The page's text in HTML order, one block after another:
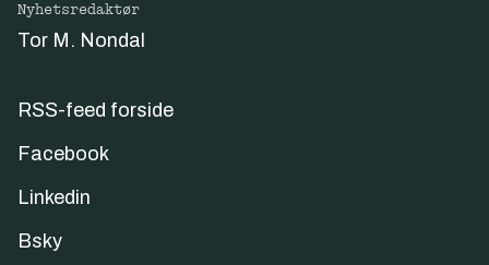
Nyhetsredaktør
Tor M. Nondal
RSS-feed forside
Facebook
Linkedin
Bsky